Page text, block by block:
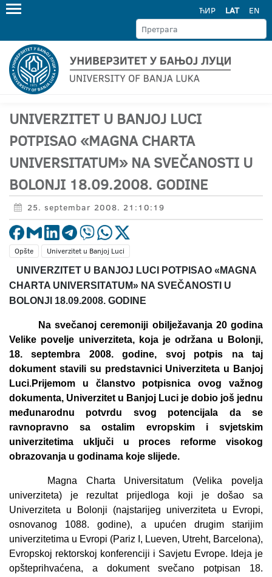
ЋИР LAT EN
UNIVERZITET U BANJOJ LUCI
POTPISAO «MAGNA CHARTA
UNIVERSITATUM» NA SVEČANOSTI U
BOLONJI 18.09.2008. GODINE
25. septembar 2008. 21:10:19
Opšte
Univerzitet u Banjoj Luci
UNIVERZITET U BANJOJ LUCI POTPISAO « MAGNA
CHARTA UNIVERSITATUM» NA SVEČANOSTI U
BOLONJI 18.09.2008. GODINE
Na svečanoj ceremoniji obilježavanja 20 godina
Velike povelje univerziteta, koja je održana u Bolonji,
18. septembra 2008. godine, svoj potpis na taj
dokument stavili su predstavnici Univerziteta u Banjoj
Luci. Prijemom u članstvo potpisnica ovog važnog
dokumenta, Univerzitet u Banjoj Luci je dobio još jednu
međunarodnu potvrdu svog potencijala da se
ravnopravno sa ostalim evropskim i svjetskim
univerzitetima uključi u proces reforme visokog
obrazovanja u godinama koje slijede.
Magna Charta Universitatum (Velika povelja
univerziteta) je rezultat prijedloga koji je došao sa
Univerziteta u Bolonji (najstarijeg univerziteta u Evropi,
osnovanog 1088. godine), a upućen drugim starijim
univerzitetima u Evropi (Pariz , Lueven, Utreht, Barcelona),
Evropskoj rektorskoj konferenciji i Savjetu Evrope. Ideja je
opšteprihvaćena, a dokument svečano potpisan 18.